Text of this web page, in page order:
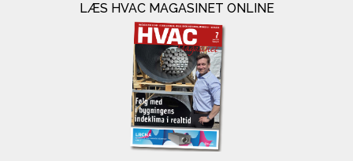
LÆS HVAC MAGASINET ONLINE